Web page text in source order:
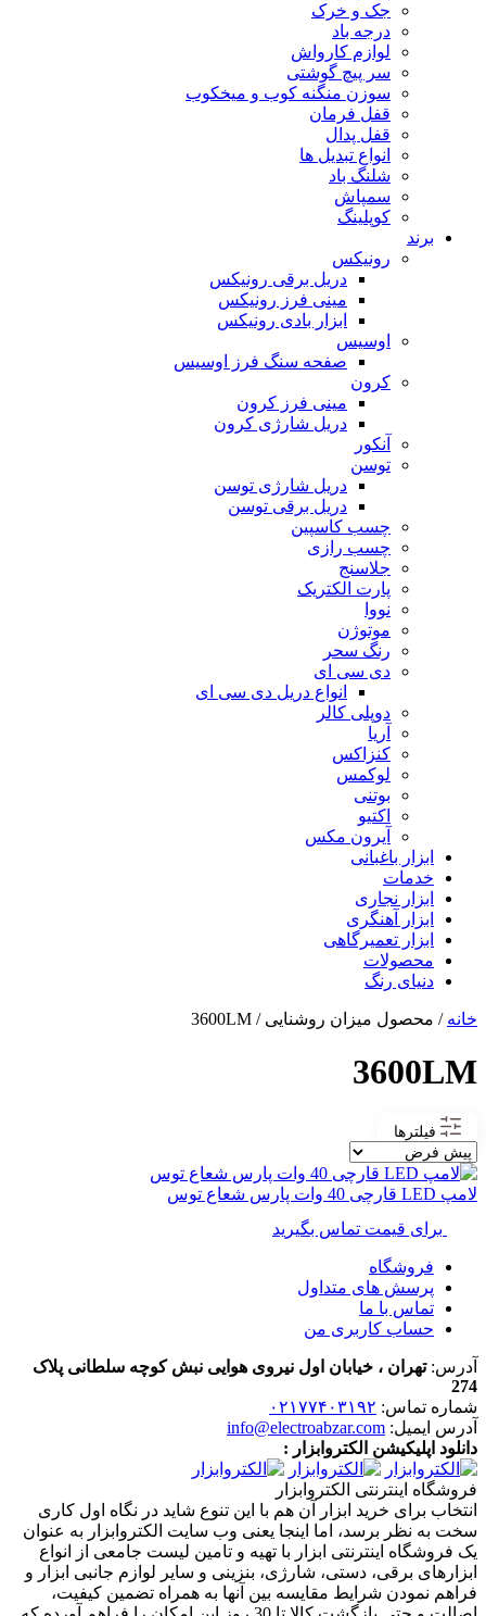
جک و خرک
درجه باد
لوازم کارواش
سر پیچ گوشتی
سوزن منگنه کوب و میخکوب
قفل فرمان
قفل پدال
انواع تبدیل ها
شلنگ باد
سمپاش
کوپلینگ
برند
رونیکس
دریل برقی رونیکس
مینی فرز رونیکس
ابزار بادی رونیکس
اوسیس
صفحه سنگ فرز اوسیس
کرون
مینی فرز کرون
دریل شارژی کرون
آنکور
توسن
دریل شارژی توسن
دریل برقی توسن
چسب کاسپین
چسب رازی
جلاسنج
پارت الکتریک
نووا
موتوژن
رنگ سحر
دی سی ای
انواع دریل دی سی ای
دوپلی کالر
آریا
کنزاکس
لوکمس
بوتنی
اکتیو
آیرون مکس
ابزار باغبانی
خدمات
ابزار نجاری
ابزار آهنگری
ابزار تعمیرگاهی
محصولات
دنیای رنگ
خانه / محصول میزان روشنایی / 3600LM
3600LM
فیلترها
لامپ LED قارچی 40 وات پارس شعاع توس
برای قیمت تماس بگیرید
فروشگاه
پرسش های متداول
تماس با ما
حساب کاربری من
آدرس:تهران ، خیابان اول نیروی هوایی نبش کوچه سلطانی پلاک
274
شماره تماس: ۰۲۱۷۷۴۰۳۱۹۲
آدرس ایمیل: info@electroabzar.com
دانلود اپلیکیشن الکتروابزار :
فروشگاه اینترنتی الکتروابزار
انتخاب برای خرید ابزار آن هم با این تنوع شاید در نگاه اول کاری
سخت به نظر برسد، اما اینجا یعنی وب سایت الکتروابزار به عنوان
یک فروشگاه اینترنتی ابزار با تهیه و تامین لیست جامعی از انواع
ابزار‌های برقی، دستی، شارژی، بنزینی و سایر لوازم جانبی ابزار و
فراهم نمودن شرایط مقایسه بین آنها به همراه تضمین کیفیت،